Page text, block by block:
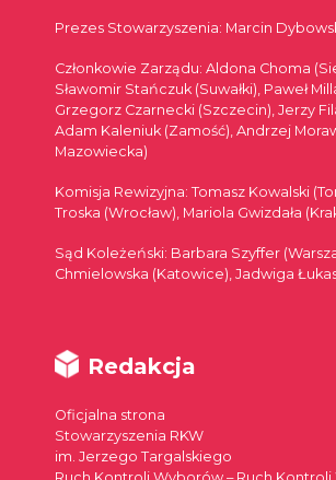
Prezes Stowarzyszenia: Marcin
Członkowie Zarządu: Aldona Choma
Sławomir Stańczuk (Suwałki), Paweł
Grzegorz Czarnecki (Szczecin), Jerzy
Adam Kaleniuk (Zamość), Andrzej
Mazowiecka)
Komisja Rewizyjna: Tomasz Kowalski
Troska (Wrocław), Mariola Gwizdała
Sąd Koleżeński: Barbara Szyffer
Chmielowska (Katowice), Jadwiga
Redakcja
Oficjalna strona
Stowarzyszenia RKW
im. Jerzego Targalskiego